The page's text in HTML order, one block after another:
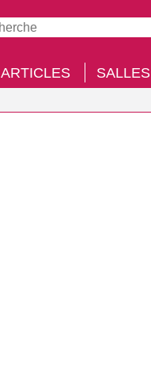
ARTICLES SALLES